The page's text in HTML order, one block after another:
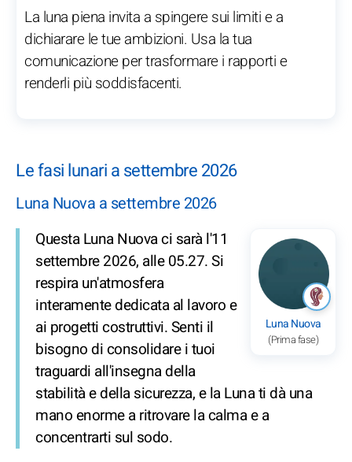
La luna piena invita a spingere sui limiti e a
dichiarare le tue ambizioni. Usa la tua
comunicazione per trasformare i rapporti e
renderli più soddisfacenti.
Le fasi lunari a settembre 2026
Luna Nuova a settembre 2026
Luna Nuova
(Prima fase)
Questa Luna Nuova ci sarà l'11
settembre 2026, alle 05.27. Si
respira un'atmosfera
interamente dedicata al lavoro e
ai progetti costruttivi. Senti il
bisogno di consolidare i tuoi
traguardi all'insegna della
stabilità e della sicurezza, e la Luna ti dà una
mano enorme a ritrovare la calma e a
concentrarti sul sodo.